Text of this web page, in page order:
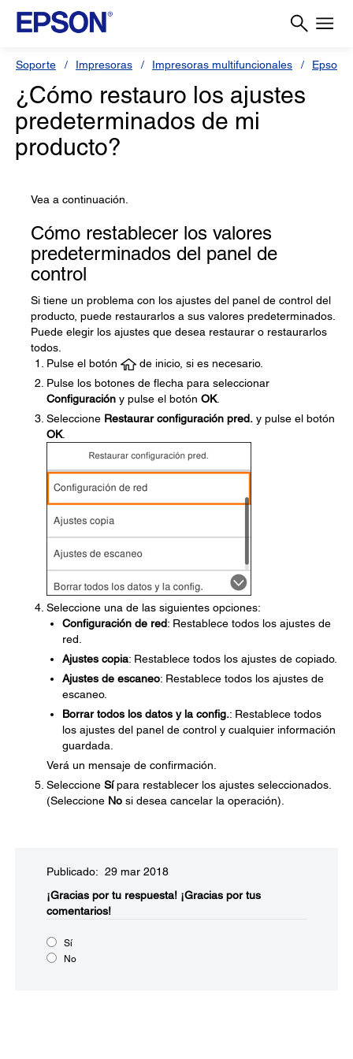
Soporte Impresoras Impresoras multifuncionales Epson L
¿Cómo restauro los ajustes
predeterminados de mi
producto?
Vea a continuación.
Cómo restablecer los valores
predeterminados del panel de
control
Si tiene un problema con los ajustes del panel de control del
producto, puede restaurarlos a sus valores predeterminados.
Puede elegir los ajustes que desea restaurar o restaurarlos
todos.
Pulse el botón
de inicio, si es necesario.
Pulse los botones de flecha para seleccionar
Configuración y pulse el botón OK.
Seleccione Restaurar configuración pred. y pulse el botón
OK.
Seleccione una de las siguientes opciones:
Configuración de red: Restablece todos los ajustes de
red.
Ajustes copia: Restablece todos los ajustes de copiado.
Ajustes de escaneo: Restablece todos los ajustes de
escaneo.
Borrar todos los datos y la config.: Restablece todos
los ajustes del panel de control y cualquier información
guardada.
Verá un mensaje de confirmación.
Seleccione Sípara restablecer los ajustes seleccionados.
(Seleccione No si desea cancelar la operación).
Publicado: 29 mar 2018
¡Gracias por tu respuesta! ¡Gracias por tus
comentarios!
Sí
No